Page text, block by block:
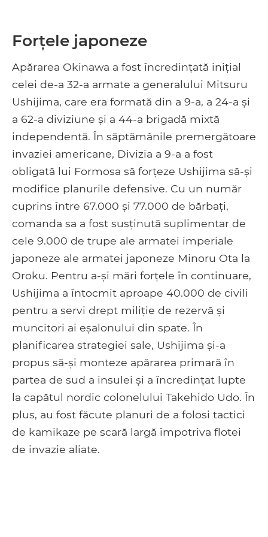
Forțele japoneze
Apărarea Okinawa a fost încredințată inițial
celei de-a 32-a armate a generalului Mitsuru
Ushijima, care era formată din a 9-a, a 24-a și
a 62-a diviziune și a 44-a brigadă mixtă
independentă. În săptămânile premergătoare
invaziei americane, Divizia a 9-a a fost
obligată lui Formosa să forțeze Ushijima să-și
modifice planurile defensive. Cu un număr
cuprins între 67.000 și 77.000 de bărbați,
comanda sa a fost susținută suplimentar de
cele 9.000 de trupe ale armatei imperiale
japoneze ale armatei japoneze Minoru Ota la
Oroku. Pentru a-și mări forțele în continuare,
Ushijima a întocmit aproape 40.000 de civili
pentru a servi drept miliție de rezervă și
muncitori ai eșalonului din spate. În
planificarea strategiei sale, Ushijima și-a
propus să-și monteze apărarea primară în
partea de sud a insulei și a încredințat lupte
la capătul nordic colonelului Takehido Udo. În
plus, au fost făcute planuri de a folosi tactici
de kamikaze pe scară largă împotriva flotei
de invazie aliate.